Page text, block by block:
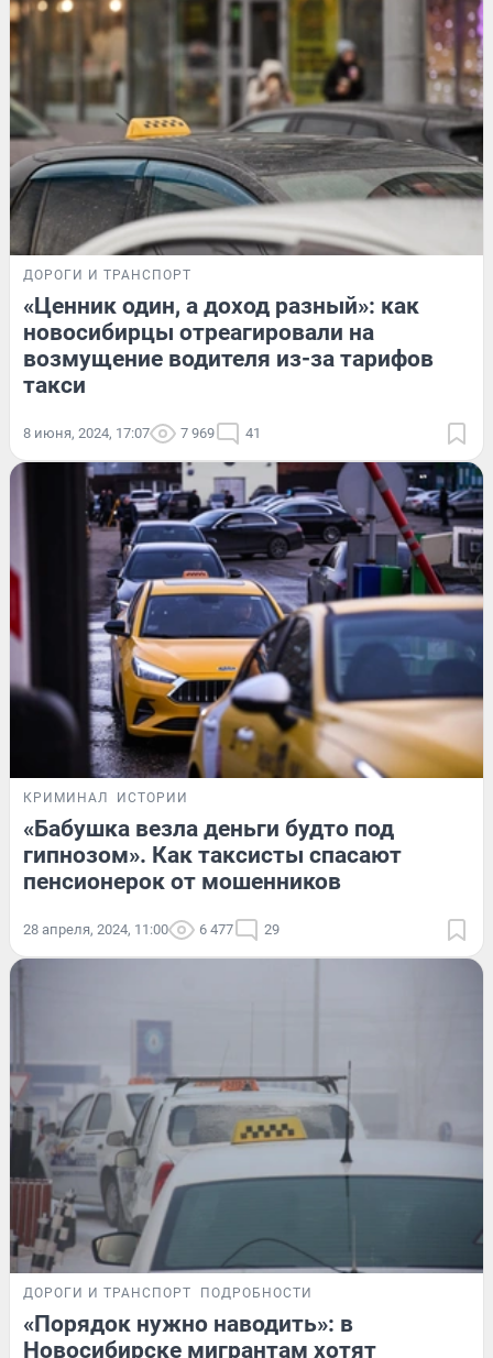
ДОРОГИ И ТРАНСПОРТ
«Ценник один, а доход разный»: как
новосибирцы отреагировали на
возмущение водителя из-за тарифов
такси
8 июня, 2024, 17:07 7 969 41
КРИМИНАЛ ИСТОРИИ
«Бабушка везла деньги будто под
гипнозом». Как таксисты спасают
пенсионерок от мошенников
28 апреля, 2024, 11:00 6 477 29
ДОРОГИ И ТРАНСПОРТ ПОДРОБНОСТИ
«Порядок нужно наводить»: в
Новосибирске мигрантам хотят